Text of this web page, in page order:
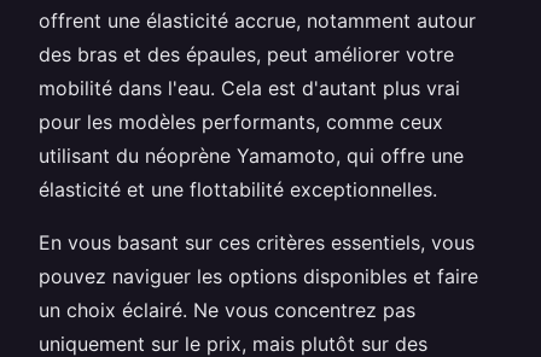
offrent une élasticité accrue, notamment autour
des bras et des épaules, peut améliorer votre
mobilité dans l'eau. Cela est d'autant plus vrai
pour les modèles performants, comme ceux
utilisant du néoprène Yamamoto, qui offre une
élasticité et une flottabilité exceptionnelles.
En vous basant sur ces critères essentiels, vous
pouvez naviguer les options disponibles et faire
un choix éclairé. Ne vous concentrez pas
uniquement sur le prix, mais plutôt sur des